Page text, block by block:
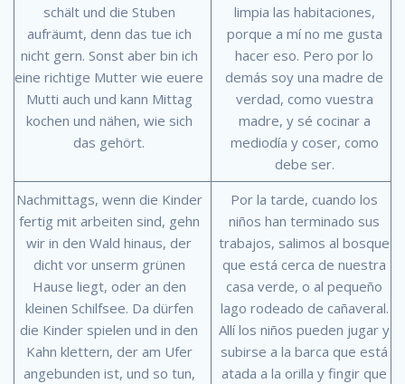
schält und die Stuben
aufräumt, denn das tue ich
nicht gern. Sonst aber bin ich
eine richtige Mutter wie euere
Mutti auch und kann Mittag
kochen und nähen, wie sich
das gehört.
limpia las habitaciones,
porque a mí no me gusta
hacer eso. Pero por lo
demás soy una madre de
verdad, como vuestra
madre, y sé cocinar a
mediodía y coser, como
debe ser.
Nachmittags, wenn die Kinder
fertig mit arbeiten sind, gehn
wir in den Wald hinaus, der
dicht vor unserm grünen
Hause liegt, oder an den
kleinen Schilfsee. Da dürfen
die Kinder spielen und in den
Kahn klettern, der am Ufer
angebunden ist, und so tun,
Por la tarde, cuando los
niños han terminado sus
trabajos, salimos al bosque
que está cerca de nuestra
casa verde, o al pequeño
lago rodeado de cañaveral.
Allí los niños pueden jugar y
subirse a la barca que está
atada a la orilla y fingir que